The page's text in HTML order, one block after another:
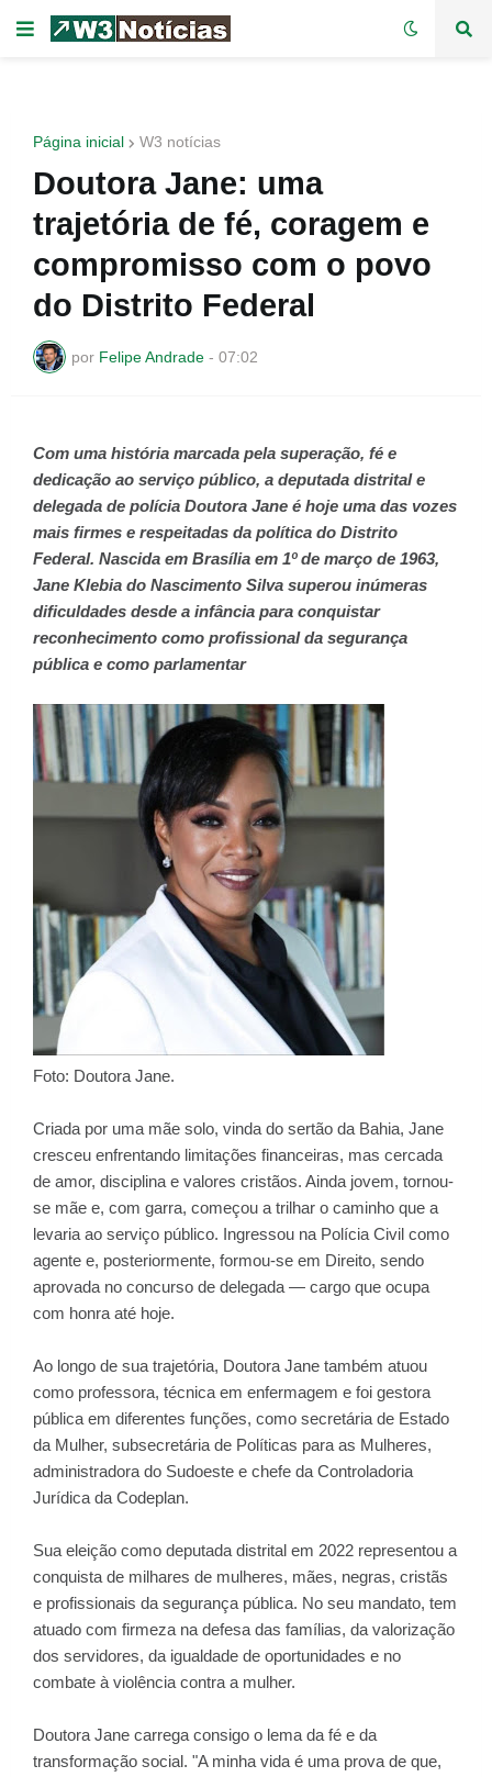
Página inicial W3 notícias
Doutora Jane: uma
trajetória de fé, coragem e
compromisso com o povo
do Distrito Federal
por Felipe Andrade - 07:02
Com uma história marcada pela superação, fé e
dedicação ao serviço público, a deputada distrital e
delegada de polícia Doutora Jane é hoje uma das vozes
mais firmes e respeitadas da política do Distrito
Federal. Nascida em Brasília em 1º de março de 1963,
Jane Klebia do Nascimento Silva superou inúmeras
dificuldades desde a infância para conquistar
reconhecimento como profissional da segurança
pública e como parlamentar
Foto: Doutora Jane.
Criada por uma mãe solo, vinda do sertão da Bahia, Jane
cresceu enfrentando limitações financeiras, mas cercada
de amor, disciplina e valores cristãos. Ainda jovem, tornou-
se mãe e, com garra, começou a trilhar o caminho que a
levaria ao serviço público. Ingressou na Polícia Civil como
agente e, posteriormente, formou-se em Direito, sendo
aprovada no concurso de delegada — cargo que ocupa
com honra até hoje.
Ao longo de sua trajetória, Doutora Jane também atuou
como professora, técnica em enfermagem e foi gestora
pública em diferentes funções, como secretária de Estado
da Mulher, subsecretária de Políticas para as Mulheres,
administradora do Sudoeste e chefe da Controladoria
Jurídica da Codeplan.
Sua eleição como deputada distrital em 2022 representou a
conquista de milhares de mulheres, mães, negras, cristãs
e profissionais da segurança pública. No seu mandato, tem
atuado com firmeza na defesa das famílias, da valorização
dos servidores, da igualdade de oportunidades e no
combate à violência contra a mulher.
Doutora Jane carrega consigo o lema da fé e da
transformação social. "A minha vida é uma prova de que,